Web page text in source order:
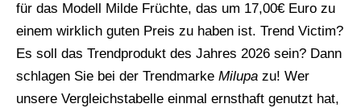
für das Modell Milde Früchte, das um 17,00€ Euro zu
einem wirklich guten Preis zu haben ist. Trend Victim?
Es soll das Trendprodukt des Jahres 2026 sein? Dann
schlagen Sie bei der Trendmarke Milupa zu! Wer
unsere Vergleichstabelle einmal ernsthaft genutzt hat,